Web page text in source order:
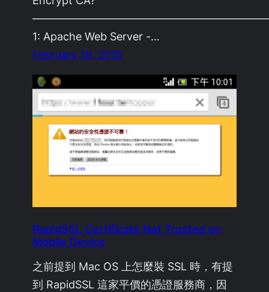
1: Apache Web Server -…
February 19, 2016
RapidSSL Certificate Not Trusted on
Mobile Device
之前提到 Mac OS 上怎麼裝 SSL 時，有提
到 RapidSSL 這家平價的憑證服務商，因